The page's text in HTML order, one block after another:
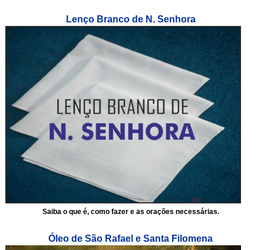
Lenço Branco de N. Senhora
Saiba o que é, como fazer e as orações necessárias.
Óleo de São Rafael e Santa Filomena